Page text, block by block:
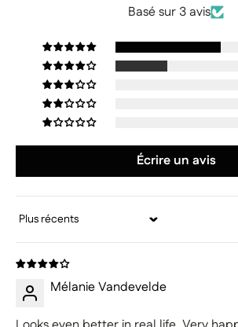
Basé sur 3 avis
Écrire un avis
Sort by
Mélanie Vandevelde